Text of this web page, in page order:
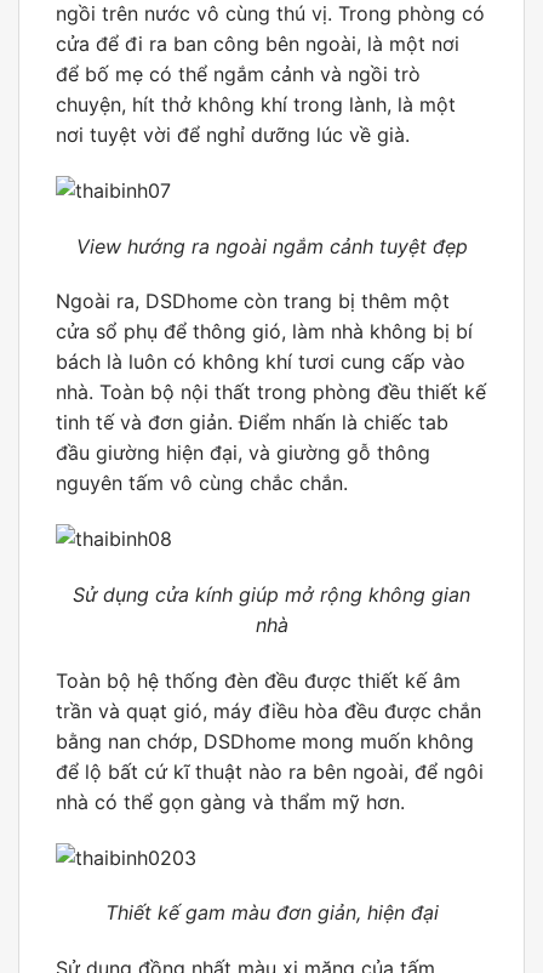
ngồi trên nước vô cùng thú vị. Trong phòng có
cửa để đi ra ban công bên ngoài, là một nơi
để bố mẹ có thể ngắm cảnh và ngồi trò
chuyện, hít thở không khí trong lành, là một
nơi tuyệt vời để nghỉ dưỡng lúc về già.
View hướng ra ngoài ngắm cảnh tuyệt đẹp
Ngoài ra, DSDhome còn trang bị thêm một
cửa sổ phụ để thông gió, làm nhà không bị bí
bách là luôn có không khí tươi cung cấp vào
nhà. Toàn bộ nội thất trong phòng đều thiết kế
tinh tế và đơn giản. Điểm nhấn là chiếc tab
đầu giường hiện đại, và giường gỗ thông
nguyên tấm vô cùng chắc chắn.
Sử dụng cửa kính giúp mở rộng không gian
nhà
Toàn bộ hệ thống đèn đều được thiết kế âm
trần và quạt gió, máy điều hòa đều được chắn
bằng nan chớp, DSDhome mong muốn không
để lộ bất cứ kĩ thuật nào ra bên ngoài, để ngôi
nhà có thể gọn gàng và thẩm mỹ hơn.
Thiết kế gam màu đơn giản, hiện đại